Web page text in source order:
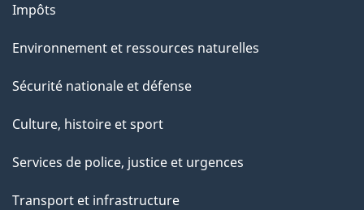
Impôts
Environnement et ressources naturelles
Sécurité nationale et défense
Culture, histoire et sport
Services de police, justice et urgences
Transport et infrastructure